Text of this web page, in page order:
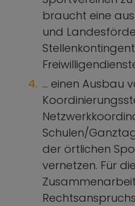
braucht eine
und
… einen Ausbau
Schulen/
der örtlichen
vernetzen. Für